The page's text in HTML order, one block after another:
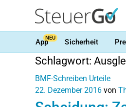
AppNEU Sicherheit
Schlagwort:
BMF-Schreiben Urteile
22. Dezember 2016 von